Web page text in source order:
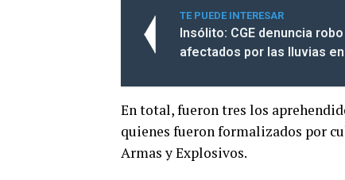
TE PUEDE INTERESAR
Insólito: CGE denuncia
afectados por las lluvias
En total, fueron tres los
quienes fueron formalizados por
Armas y Explosivos.